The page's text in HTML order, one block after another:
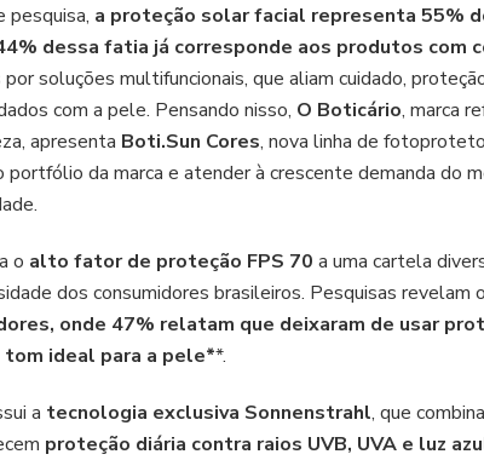
linha
com
oito
não
pesquisa, a proteção solar facial representa 55%
dessa fatia já corresponde aos produtos com
soluções multifuncionais, que aliam cuidado,
com a pele. Pensando nisso, O Boticário, marca
apresenta Boti.Sun Cores, nova linha de
portfólio da marca e atender à crescente demanda do
o alto fator de proteção FPS 70 a uma cartela
dos consumidores brasileiros. Pesquisas revelam
onde 47% relatam que deixaram de usar
ideal para a pele**.
a tecnologia exclusiva Sonnenstrahl, que
proteção diária contra raios UVB, UVA e luz